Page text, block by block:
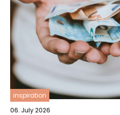
inspiration
06. July 2026